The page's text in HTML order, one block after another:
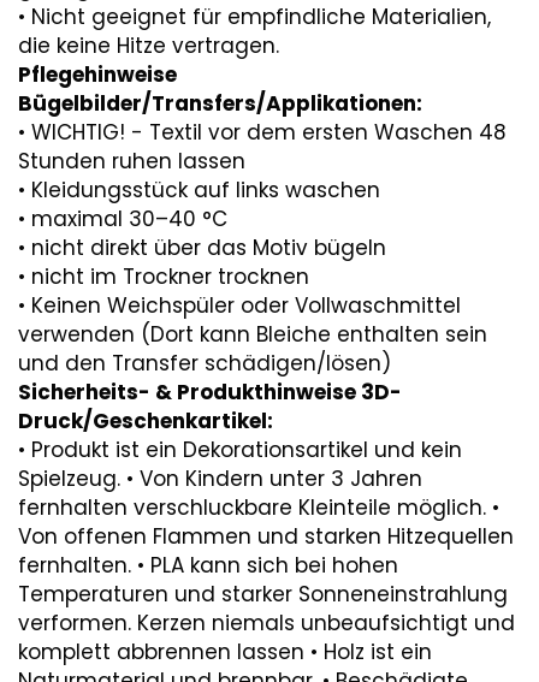
• Nicht geeignet für empfindliche Materialien,
die keine Hitze vertragen.
Pflegehinweise
Bügelbilder/Transfers/Applikationen:
• WICHTIG! - Textil vor dem ersten Waschen 48
Stunden ruhen lassen
• Kleidungsstück auf links waschen
• maximal 30–40 °C
• nicht direkt über das Motiv bügeln
• nicht im Trockner trocknen
• Keinen Weichspüler oder Vollwaschmittel
verwenden (Dort kann Bleiche enthalten sein
und den Transfer schädigen/lösen)
Sicherheits- & Produkthinweise 3D-
Druck/Geschenkartikel:
• Produkt ist ein Dekorationsartikel und kein
Spielzeug. • Von Kindern unter 3 Jahren
fernhalten verschluckbare Kleinteile möglich. •
Von offenen Flammen und starken Hitzequellen
fernhalten. • PLA kann sich bei hohen
Temperaturen und starker Sonneneinstrahlung
verformen. Kerzen niemals unbeaufsichtigt und
komplett abbrennen lassen • Holz ist ein